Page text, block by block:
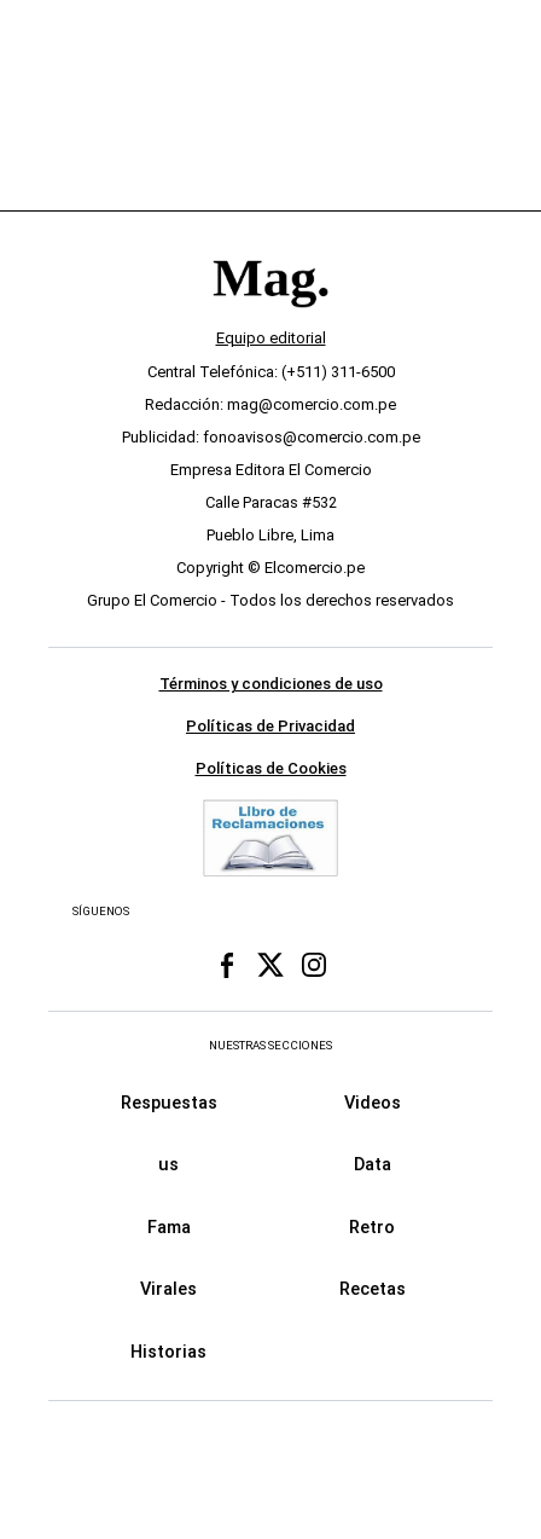
Equipo editorial
Central Telefónica: (+511) 311-6500
Redacción: mag@comercio.com.pe
Publicidad: fonoavisos@comercio.com.pe
Empresa Editora El Comercio
Calle Paracas #532
Pueblo Libre, Lima
Copyright © Elcomercio.pe
Grupo El Comercio - Todos los derechos reservados
Términos y condiciones de uso
Políticas de Privacidad
Políticas de Cookies
SÍGUENOS
NUESTRAS SECCIONES
Respuestas Videos
us Data
Fama Retro
Virales Recetas
Historias